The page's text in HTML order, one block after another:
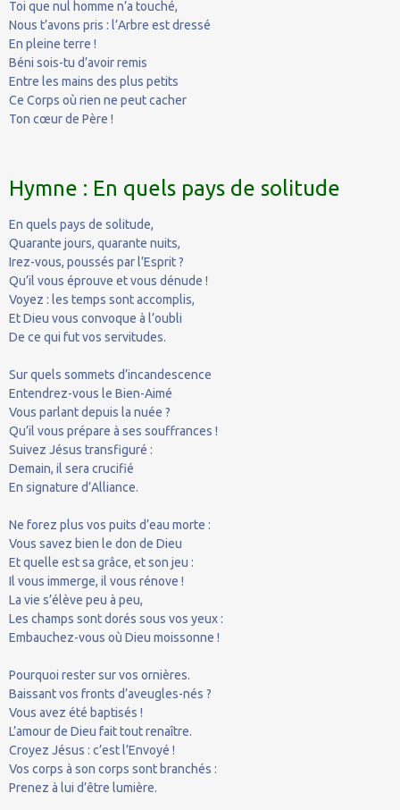
Toi que nul homme n’a touché,
Nous t’avons pris : l’Arbre est dressé
En pleine terre !
Béni sois-tu d’avoir remis
Entre les mains des plus petits
Ce Corps où rien ne peut cacher
Ton cœur de Père !
Hymne : En quels pays de solitude
En quels pays de solitude,
Quarante jours, quarante nuits,
Irez-vous, poussés par l’Esprit ?
Qu’il vous éprouve et vous dénude !
Voyez : les temps sont accomplis,
Et Dieu vous convoque à l’oubli
De ce qui fut vos servitudes.
Sur quels sommets d’incandescence
Entendrez-vous le Bien-Aimé
Vous parlant depuis la nuée ?
Qu’il vous prépare à ses souffrances !
Suivez Jésus transfiguré :
Demain, il sera crucifié
En signature d’Alliance.
Ne forez plus vos puits d’eau morte :
Vous savez bien le don de Dieu
Et quelle est sa grâce, et son jeu :
Il vous immerge, il vous rénove !
La vie s’élève peu à peu,
Les champs sont dorés sous vos yeux :
Embauchez-vous où Dieu moissonne !
Pourquoi rester sur vos ornières.
Baissant vos fronts d’aveugles-nés ?
Vous avez été baptisés !
L’amour de Dieu fait tout renaître.
Croyez Jésus : c’est l’Envoyé !
Vos corps à son corps sont branchés :
Prenez à lui d’être lumière.